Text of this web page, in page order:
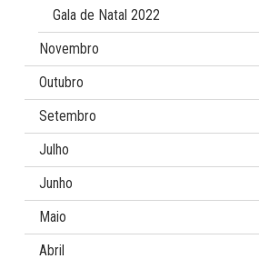
Gala de Natal 2022
Novembro
Outubro
Setembro
Julho
Junho
Maio
Abril